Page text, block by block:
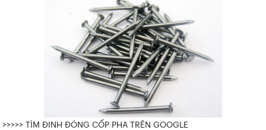
>>>>> TÌM ĐINH ĐÓNG CỐP PHA TRÊN GOOGLE